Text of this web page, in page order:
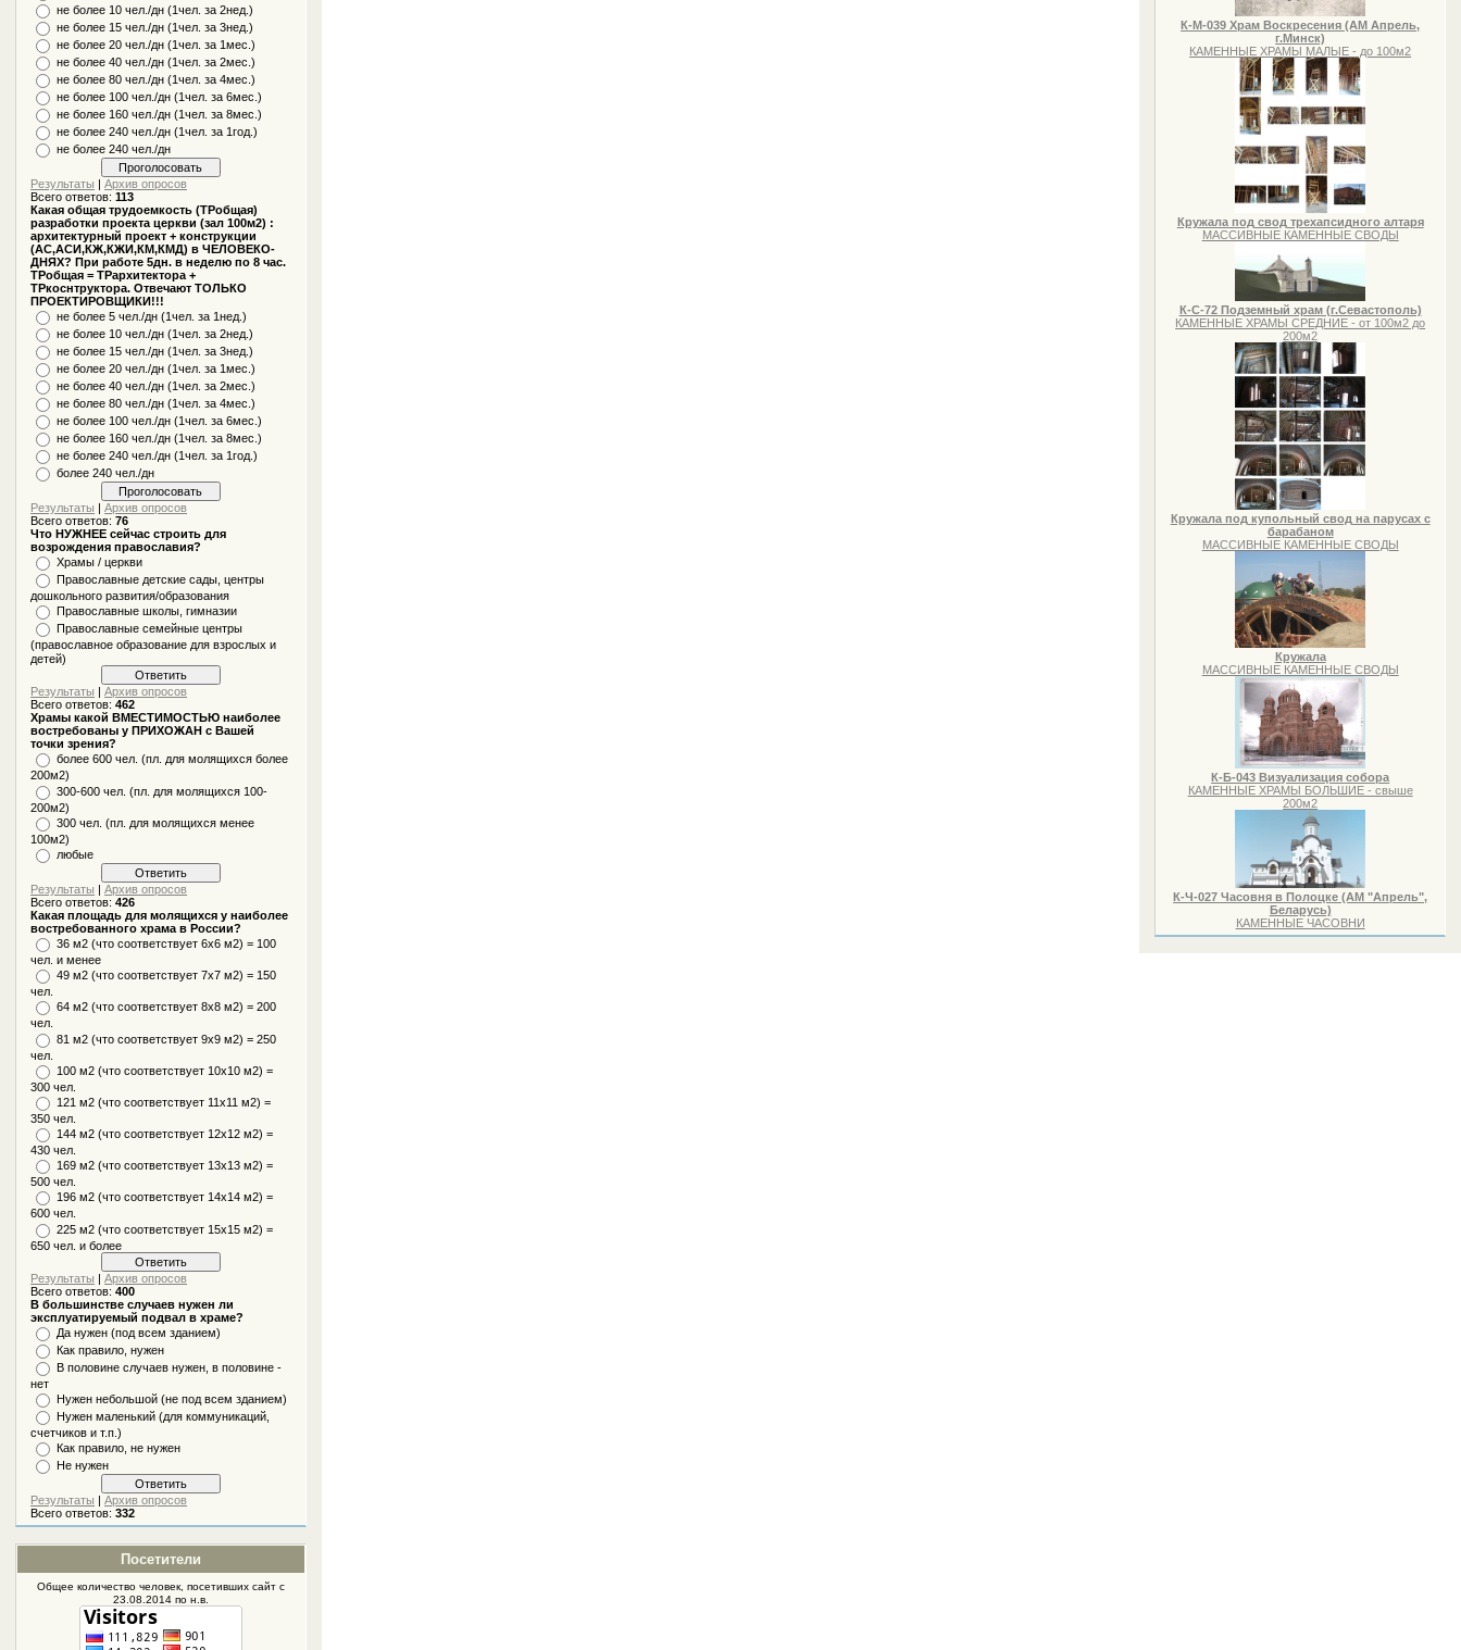
не более 10 чел./дн (1чел. за 2нед.)
не более 15 чел./дн (1чел. за 3нед.)
не более 20 чел./дн (1чел. за 1мес.)
не более 40 чел./дн (1чел. за 2мес.)
не более 80 чел./дн (1чел. за 4мес.)
не более 100 чел./дн (1чел. за 6мес.)
не более 160 чел./дн (1чел. за 8мес.)
не более 240 чел./дн (1чел. за 1год.)
не более 240 чел./дн
Результаты |Архив опросов
Всего ответов:113
Какая общая трудоемкость (ТРобщая)
разработки проекта церкви (зал 100м2) :
архитектурный проект + конструкции
(АС,АСИ,КЖ,КЖИ,КМ,КМД) в ЧЕЛОВЕКО-
ДНЯХ? При работе 5дн. в неделю по 8 час.
ТРобщая = ТРархитектора +
ТРкоснтруктора. Отвечают ТОЛЬКО
ПРОЕКТИРОВЩИКИ!!!
не более 5 чел./дн (1чел. за 1нед.)
не более 10 чел./дн (1чел. за 2нед.)
не более 15 чел./дн (1чел. за 3нед.)
не более 20 чел./дн (1чел. за 1мес.)
не более 40 чел./дн (1чел. за 2мес.)
не более 80 чел./дн (1чел. за 4мес.)
не более 100 чел./дн (1чел. за 6мес.)
не более 160 чел./дн (1чел. за 8мес.)
не более 240 чел./дн (1чел. за 1год.)
более 240 чел./дн
Результаты |Архив опросов
Всего ответов:76
Что НУЖНЕЕ сейчас строить для
возрождения православия?
Храмы / церкви
Православные детские сады, центры
дошкольного развития/образования
Православные школы, гимназии
Православные семейные центры
(православное образование для взрослых и
детей)
Результаты |Архив опросов
Всего ответов:462
Храмы какой ВМЕСТИМОСТЬЮ наиболее
востребованы у ПРИХОЖАН с Вашей
точки зрения?
более 600 чел. (пл. для молящихся более
200м2)
300-600 чел. (пл. для молящихся 100-
200м2)
300 чел. (пл. для молящихся менее
100м2)
любые
Результаты |Архив опросов
Всего ответов:426
Какая площадь для молящихся у наиболее
востребованного храма в России?
36 м2 (что соответствует 6x6 м2) = 100
чел. и менее
49 м2 (что соответствует 7x7 м2) = 150
чел.
64 м2 (что соответствует 8x8 м2) = 200
чел.
81 м2 (что соответствует 9х9 м2) = 250
чел.
100 м2 (что соответствует 10x10 м2) =
300 чел.
121 м2 (что соответствует 11х11 м2) =
350 чел.
144 м2 (что соответствует 12х12 м2) =
430 чел.
169 м2 (что соответствует 13х13 м2) =
500 чел.
196 м2 (что соответствует 14х14 м2) =
600 чел.
225 м2 (что соответствует 15х15 м2) =
650 чел. и более
Результаты |Архив опросов
Всего ответов:400
В большинстве случаев нужен ли
эксплуатируемый подвал в храме?
Да нужен (под всем зданием)
Как правило, нужен
В половине случаев нужен, в половине -
нет
Нужен небольшой (не под всем зданием)
Нужен маленький (для коммуникаций,
счетчиков и т.п.)
Как правило, не нужен
Не нужен
Результаты |Архив опросов
Всего ответов:332
Посетители
Общее количество человек, посетивших сайт с
23.08.2014 по н.в.
К-М-039 Храм Воскресения (АМ Апрель,
г.Минск)
КАМЕННЫЕ ХРАМЫ МАЛЫЕ - до 100м2
Кружала под свод трехапсидного алтаря
МАССИВНЫЕ КАМЕННЫЕ СВОДЫ
К-С-72 Подземный храм (г.Севастополь)
КАМЕННЫЕ ХРАМЫ СРЕДНИЕ - от 100м2 до
200м2
Кружала под купольный свод на парусах с
барабаном
МАССИВНЫЕ КАМЕННЫЕ СВОДЫ
Кружала
МАССИВНЫЕ КАМЕННЫЕ СВОДЫ
К-Б-043 Визуализация собора
КАМЕННЫЕ ХРАМЫ БОЛЬШИЕ - свыше
200м2
К-Ч-027 Часовня в Полоцке (АМ "Апрель",
Беларусь)
КАМЕННЫЕ ЧАСОВНИ